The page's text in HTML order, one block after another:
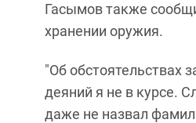
Гасымов также
хранении оружия.
"Об обстоятельствах
деяний я не в курсе.
даже не назвал